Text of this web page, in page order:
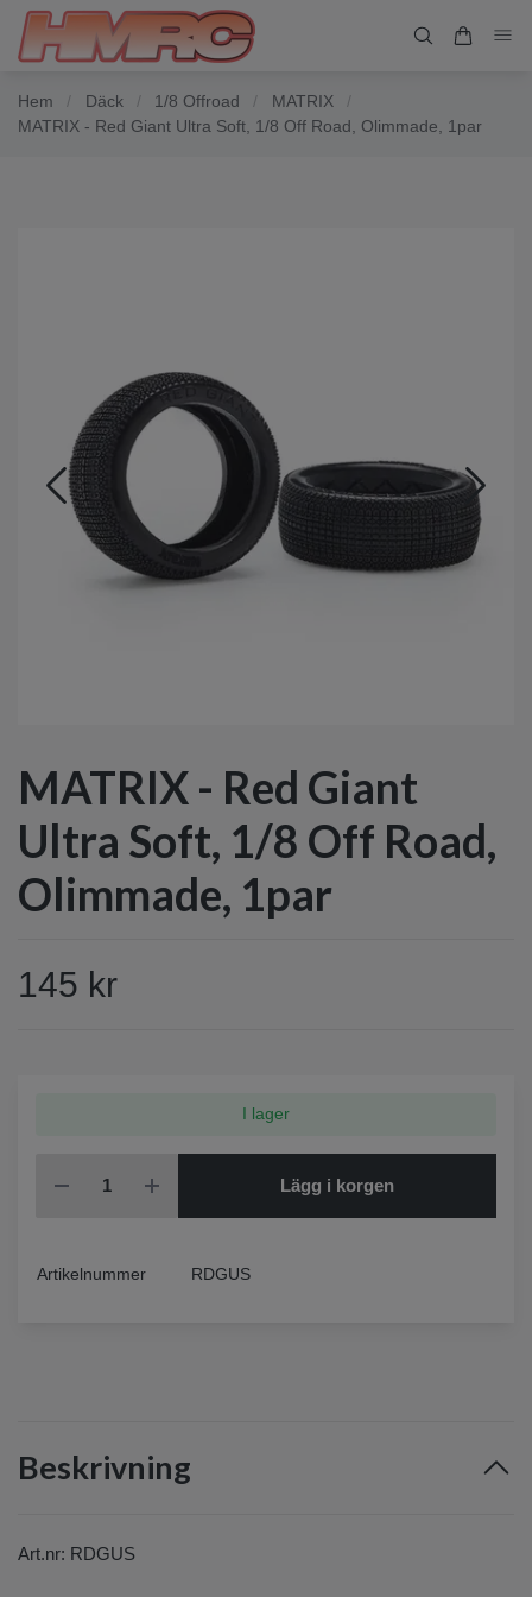
Hem / Däck / 1/8 Offroad / MATRIX
/
MATRIX - Red Giant Ultra Soft, 1/8 Off Road, Olimmade, 1par
MATRIX - Red Giant
Ultra Soft, 1/8 Off Road,
Olimmade, 1par
145 kr
I lager
Lägg i korgen
Artikelnummer RDGUS
Beskrivning
Art.nr: RDGUS